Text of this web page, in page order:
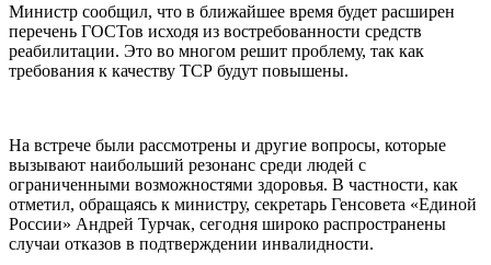
Министр сообщил, что в ближайшее время будет расширен
перечень ГОСТов исходя из востребованности средств
реабилитации. Это во многом решит проблему, так как
требования к качеству ТСР будут повышены.
На встрече были рассмотрены и другие вопросы, которые
вызывают наибольший резонанс среди людей с
ограниченными возможностями здоровья. В частности, как
отметил, обращаясь к министру, секретарь Генсовета «Единой
России» Андрей Турчак, сегодня широко распространены
случаи отказов в подтверждении инвалидности.